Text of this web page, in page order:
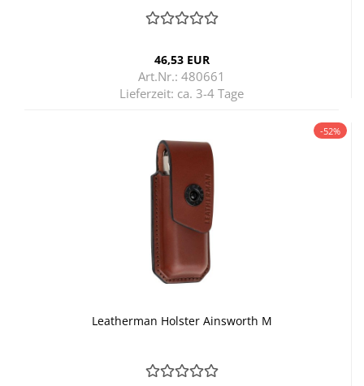
46,53 EUR
Art.Nr.: 480661
Lieferzeit: ca. 3-4 Tage
-52%
Lea­ther­man Hols­ter Ain­s­worth M